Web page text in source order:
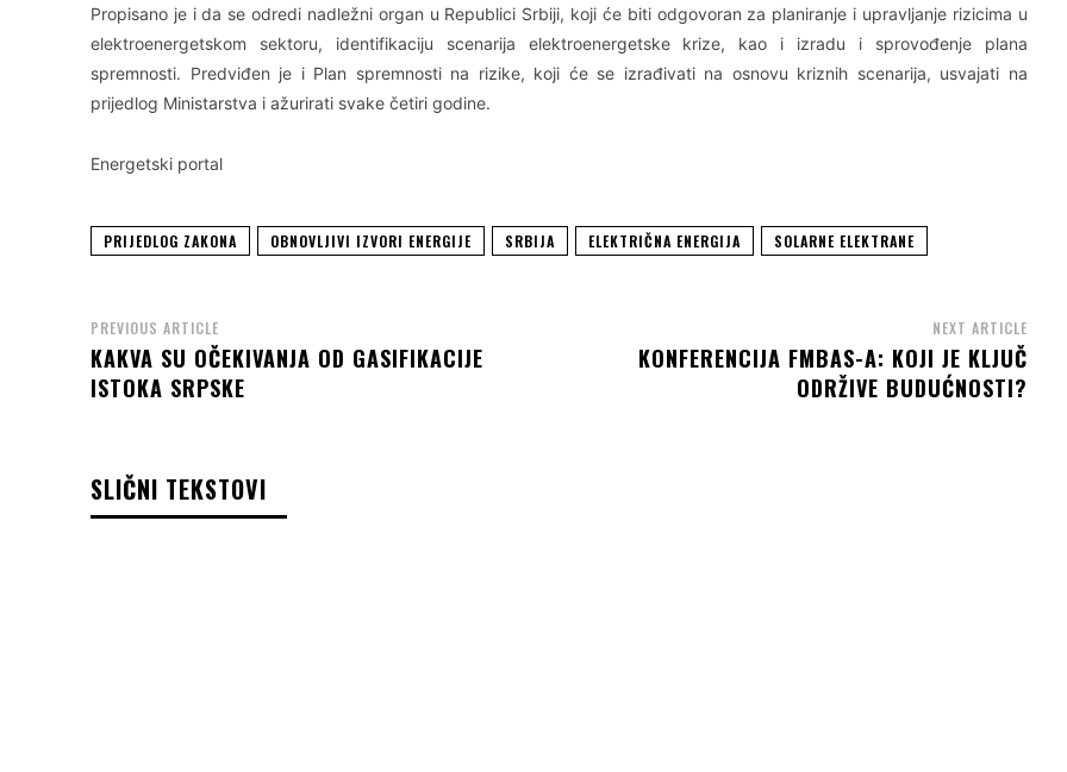
Propisano je i da se odredi nadležni organ u Republici Srbiji, koji će biti odgovoran za planiranje i upravljanje rizicima u
elektroenergetskom sektoru, identifikaciju scenarija elektroenergetske krize, kao i izradu i sprovođenje plana
spremnosti. Predviđen je i Plan spremnosti na rizike, koji će se izrađivati na osnovu kriznih scenarija, usvajati na
prijedlog Ministarstva i ažurirati svake četiri godine.
Energetski portal
PRIJEDLOG ZAKONA OBNOVLJIVI IZVORI ENERGIJE SRBIJA ELEKTRIČNA ENERGIJA SOLARNE ELEKTRANE
PREVIOUS ARTICLE
KAKVA SU OČEKIVANJA OD GASIFIKACIJE
ISTOKA SRPSKE
NEXT ARTICLE
KONFERENCIJA FMBAS-A: KOJI JE KLJUČ
ODRŽIVE BUDUĆNOSTI?
SLIČNI TEKSTOVI